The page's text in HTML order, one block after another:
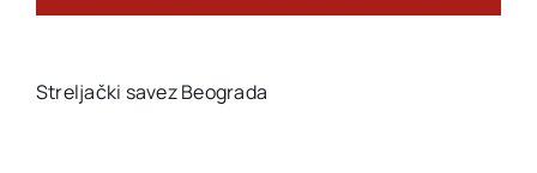
Stručna predavanja
Akti SSAB
Streljački savez Beograda